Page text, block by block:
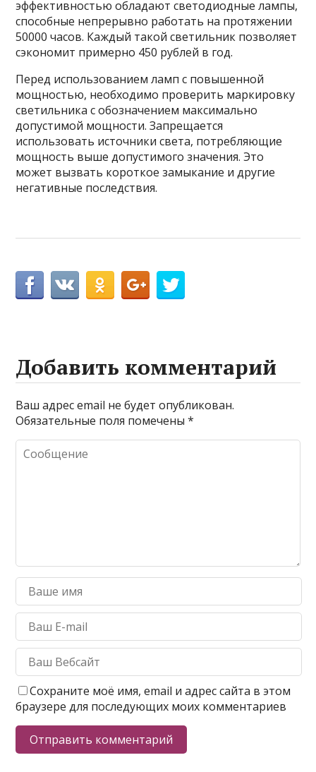
эффективностью обладают светодиодные лампы,
способные непрерывно работать на протяжении
50000 часов. Каждый такой светильник позволяет
сэкономит примерно 450 рублей в год.
Перед использованием ламп с повышенной
мощностью, необходимо проверить маркировку
светильника с обозначением максимально
допустимой мощности. Запрещается
использовать источники света, потребляющие
мощность выше допустимого значения. Это
может вызвать короткое замыкание и другие
негативные последствия.
Добавить комментарий
Ваш адрес email не будет опубликован.
Обязательные поля помечены*
Сохраните моё имя, email и адрес сайта в этом
браузере для последующих моих комментариев